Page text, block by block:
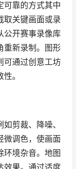
可靠的方式其中
取关键画面或录
公开赛事录像库
重新录制。图形
可通过创意工坊
。
剪裁、降噪、
微调色，使画面
环境杂音。地图